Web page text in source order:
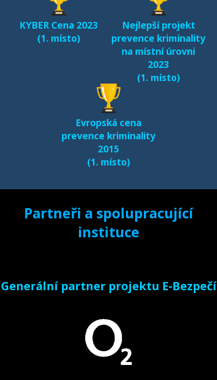
Fenomén Minecraft v
českém prostředí
Další výsledky jsou k
samostatné stránce
e-bezpeci.cz/vyzkum.
KYBER Cena 2023
(1. místo)
Nejlepší projekt
prevence kriminality
na místní úrovni
2023
(1. místo)
Evropská cena
prevence kriminality
2015
(1. místo)
Partneři a spolupracující
instituce
Generální partner projektu E-Bezpečí